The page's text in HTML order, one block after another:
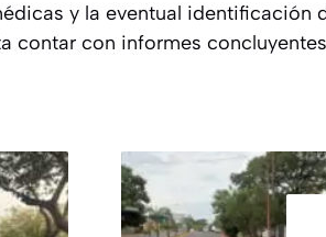
y la eventual identificación
contar con informes